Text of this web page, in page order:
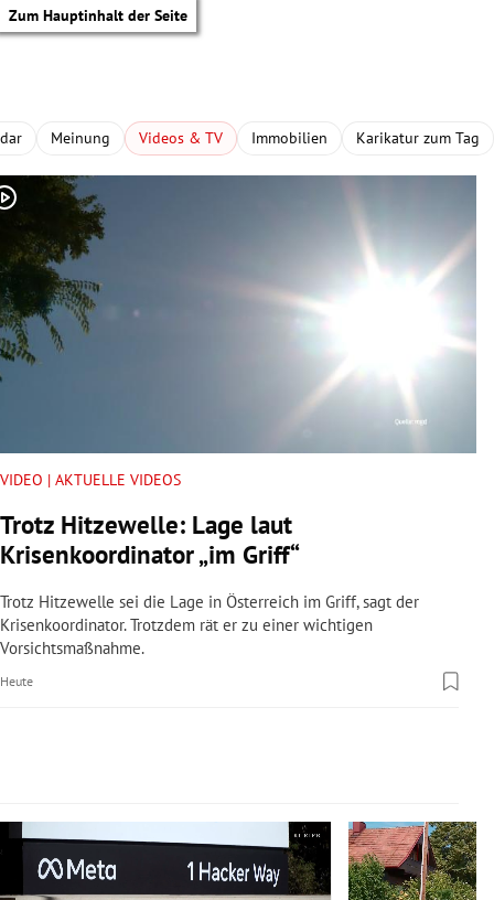
Zum Hauptinhalt der Seite
Untermenü
Untermenü
Untermenü
Untermenü
Untermenü
Untermenü
Meinung Videos & TV Immobilien Karikatur zum Tag
VIDEO | AKTUELLE VIDEOS
Trotz Hitzewelle: Lage laut
Krisenkoordinator „im Griff“
Trotz Hitzewelle sei die Lage in Österreich im Griff, sagt der
Krisenkoordinator. Trotzdem rät er zu einer wichtigen
Vorsichtsmaßnahme.
Heute